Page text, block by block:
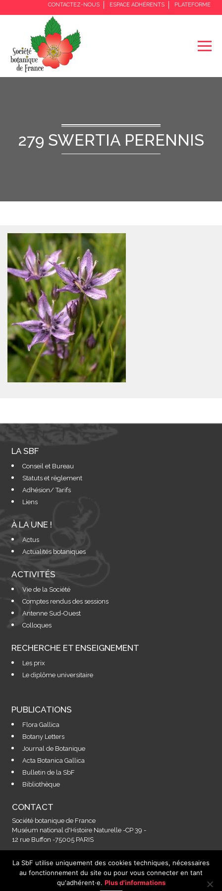
CONTACTEZ-NOUS ESPACE ADHÉRENTS PLATEFORME
279 SWERTIA PERENNIS
LA SBF
Conseil et Bureau
Statuts et règlement
Adhésion/ Tarifs
Liens
À LA UNE !
Actus
Actualités botaniques
ACTIVITÉS
Vie de la Société
Comptes rendus des sessions
Antenne Sud-Ouest
Colloques
RECHERCHE ET ENSEIGNEMENT
Les prix
Le diplôme universitaire
PUBLICATIONS
Flora Gallica
Botany Letters
Journal de Botanique
Acta Botanica Gallica
Bulletin de la SbF
Bibliothèque
CONTACT
Société botanique de France
Muséum national d'Histoire Naturelle -CP 39 -
12 rue Buffon -75005 PARIS
Contactez-nous à l'adresse :
secretariat@societebotaniquedefrance.fr
La SbF utilise uniquement des cookies techniques, nécessaires
au fonctionnement du site ou pour vous connecter en tant
qu'adhérent·e. Plus d'informations